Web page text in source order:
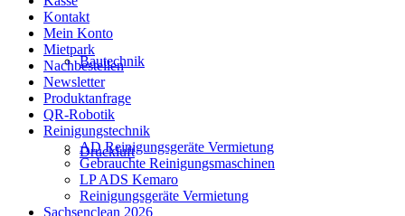
Bautechnik
Druckluft
Kontakt
Mein Konto
Mietpark
Nachbestellen
Newsletter
Produktanfrage
QR-Robotik
Reinigungstechnik
AD Reinigungsgeräte Vermietung
Gebrauchte Reinigungsmaschinen
LP ADS Kemaro
Reinigungsgeräte Vermietung
Sachsenclean 2026